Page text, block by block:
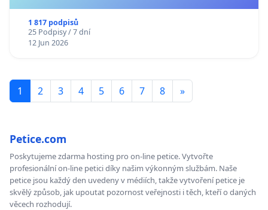
1 817 podpisů
25 Podpisy / 7 dní
12 Jun 2026
1 2 3 4 5 6 7 8 »
Petice.com
Poskytujeme zdarma hosting pro on-line petice. Vytvořte
profesionální on-line petici díky našim výkonným službám. Naše
petice jsou každý den uvedeny v médiích, takže vytvoření petice je
skvělý způsob, jak upoutat pozornost veřejnosti i těch, kteří o daných
věcech rozhodují.